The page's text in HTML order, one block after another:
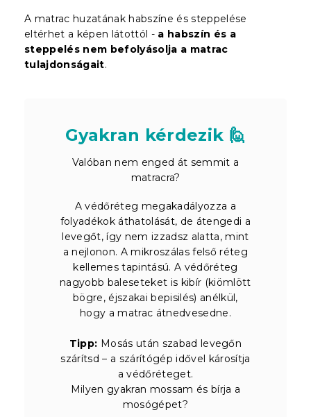
A matrac huzatának habszíne és steppelése
eltérhet a képen látottól - a habszín és a
steppelés nem befolyásolja a matrac
tulajdonságait.
Gyakran kérdezik 🙋
Valóban nem enged át semmit a
matracra?
A védőréteg megakadályozza a
folyadékok áthatolását, de átengedi a
levegőt, így nem izzadsz alatta, mint
a nejlonon. A mikroszálas felső réteg
kellemes tapintású. A védőréteg
nagyobb baleseteket is kibír (kiömlött
bögre, éjszakai bepisilés) anélkül,
hogy a matrac átnedvesedne.
Tipp: Mosás után szabad levegőn
szárítsd – a szárítógép idővel károsítja
a védőréteget.
Milyen gyakran mossam és bírja a
mosógépet?